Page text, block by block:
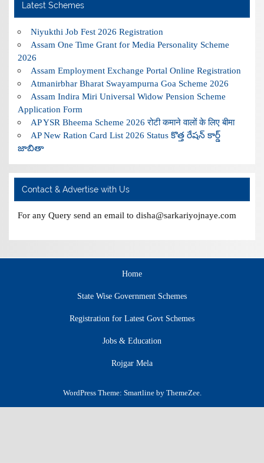
Latest Schemes
Niyukthi Job Fest 2026 Registration
Assam One Time Grant for Media Personality Scheme
2026
Assam Employment Exchange Portal Online Registration
Atmanirbhar Bharat Swayampurna Goa Scheme 2026
Assam Indira Miri Universal Widow Pension Scheme
Application Form
AP YSR Bheema Scheme 2026 रोटी कमाने वालों के लिए बीमा
AP New Ration Card List 2026 Status కొత్త రేషన్ కార్డ్
జాబితా
Contact & Advertise with Us
For any Query send an email to disha@sarkariyojnaye.com
Home
State Wise Government Schemes
Registration for Latest Govt Schemes
Jobs & Education
Rojgar Mela
WordPress Theme: Smartline by ThemeZee.